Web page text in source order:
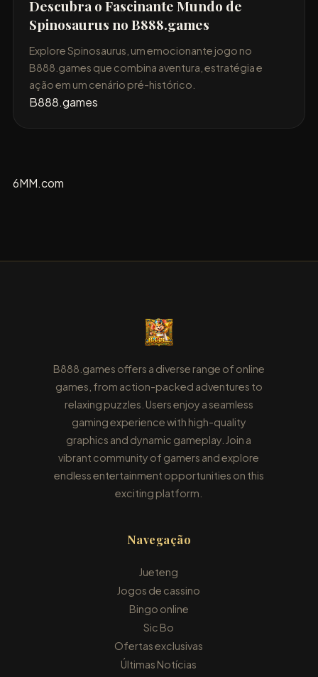
Descubra o Fascinante Mundo de
Spinosaurus no B888.games
Explore Spinosaurus, um emocionante jogo no
B888.games que combina aventura, estratégia e
ação em um cenário pré-histórico.
B888.games
6MM.com
B888.games offers a diverse range of online
games, from action-packed adventures to
relaxing puzzles. Users enjoy a seamless
gaming experience with high-quality
graphics and dynamic gameplay. Join a
vibrant community of gamers and explore
endless entertainment opportunities on this
exciting platform.
Navegação
Jueteng
Jogos de cassino
Bingo online
Sic Bo
Ofertas exclusivas
Últimas Notícias